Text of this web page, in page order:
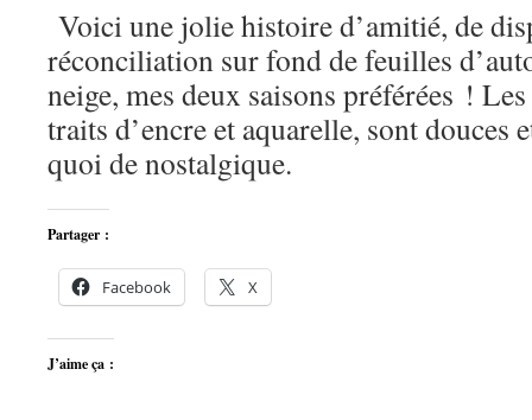
Voici une jolie histoire d’amitié, de
réconciliation sur fond de feuilles
neige, mes deux saisons préférées !
traits d’encre et aquarelle, sont douces
quoi de nostalgique.
Partager :
Facebook X
J’aime ça :